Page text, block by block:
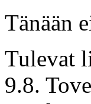
Tänään
Tulevat
9.8.